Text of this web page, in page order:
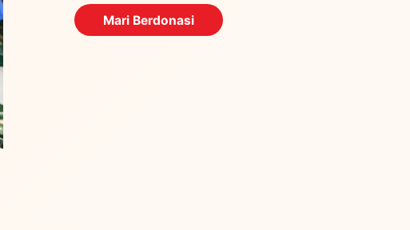
Mari Berdonasi